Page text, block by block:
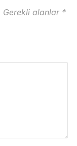
Gerekli alanlar *